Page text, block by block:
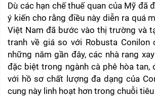
Dù các hạn chế thuế quan của Mỹ đã
ý kiến cho rằng điều này diễn ra quá
Việt Nam đã bước vào thị trường và
tranh về giá so với Robusta Conilon
những năm gần đây, các nhà rang
đặc biệt trong ngành cà phê hòa tan,
với hồ sơ chất lượng đa dạng của
cung này linh hoạt hơn trong chuỗi